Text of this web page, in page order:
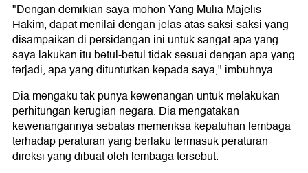
"Dengan demikian saya mohon Yang Mulia Majelis
Hakim, dapat menilai dengan jelas atas saksi-saksi yang
disampaikan di persidangan ini untuk sangat apa yang
saya lakukan itu betul-betul tidak sesuai dengan apa yang
terjadi, apa yang dituntutkan kepada saya," imbuhnya.
Dia mengaku tak punya kewenangan untuk melakukan
perhitungan kerugian negara. Dia mengatakan
kewenangannya sebatas memeriksa kepatuhan lembaga
terhadap peraturan yang berlaku termasuk peraturan
direksi yang dibuat oleh lembaga tersebut.